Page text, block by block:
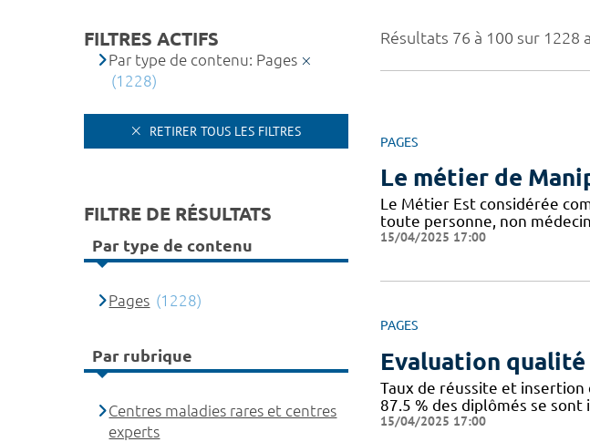
Résultats 76 à 100 sur 1228
PAGES
Le métier de
Le Métier Est considérée
toute personne, non
15/04/2025 17:00
PAGES
Evaluation qualité
Taux de réussite et insertion
87.5 % des diplômés se
15/04/2025 17:00
FILTRES ACTIFS
Par type de contenu: Pages
(1228)
RETIRER TOUS LES FILTRES
FILTRE DE RÉSULTATS
Par type de contenu
Pages (1228)
Par rubrique
Centres maladies rares et centres
experts